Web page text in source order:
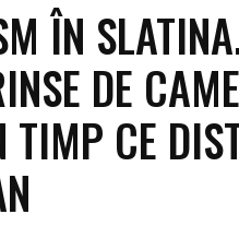
ÎN
DE
TIMP CE